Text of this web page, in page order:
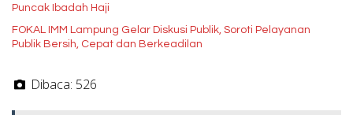
Puncak Ibadah Haji
FOKAL IMM Lampung Gelar Diskusi Publik, Soroti Pelayanan
Publik Bersih, Cepat dan Berkeadilan
Dibaca: 526